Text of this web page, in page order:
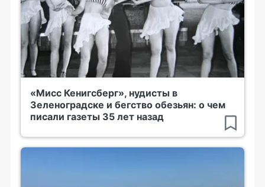
«Мисс Кенигсберг», нудисты в
Зеленоградске и бегство обезьян: о чем
писали газеты 35 лет назад